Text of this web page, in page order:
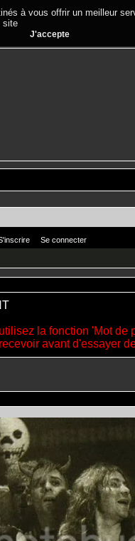
à vous offrir un meilleur
site
J'accepte
Se connecter
la fonction 'Mot de
avant d'essayer